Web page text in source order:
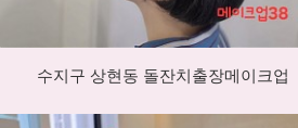
수지구 상현동 돌잔치출장메이크업